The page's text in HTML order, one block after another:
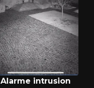
Alarme intrusion